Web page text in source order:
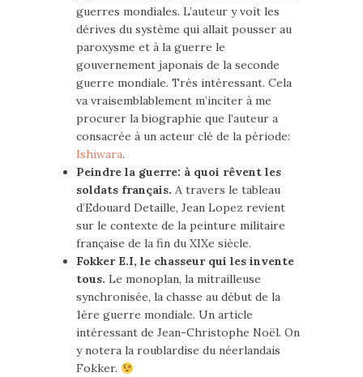
guerres mondiales. L’auteur y voit les
dérives du système qui allait pousser au
paroxysme et à la guerre le
gouvernement japonais de la seconde
guerre mondiale. Très intéressant. Cela
va vraisemblablement m’inciter à me
procurer la biographie que l’auteur a
consacrée à un acteur clé de la période:
Ishiwara.
Peindre la guerre: à quoi rêvent les
soldats français. A travers le tableau
d’Edouard Detaille, Jean Lopez revient
sur le contexte de la peinture militaire
française de la fin du XIXe siècle.
Fokker E.I, le chasseur qui les invente
tous. Le monoplan, la mitrailleuse
synchronisée, la chasse au début de la
1ère guerre mondiale. Un article
intéressant de Jean-Christophe Noël. On
y notera la roublardise du néerlandais
Fokker.